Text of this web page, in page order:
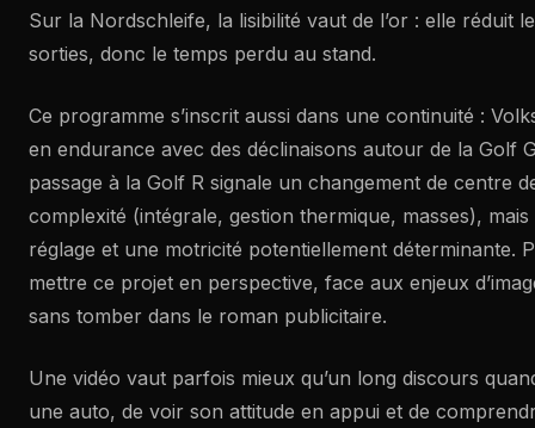
Sur la Nordschleife, la lisibilité vaut de l’or : elle réduit
sorties, donc le temps perdu au stand.
Ce programme s’inscrit aussi dans une continuité :
en endurance avec des déclinaisons autour de la Golf
passage à la Golf R signale un changement de centre
complexité (intégrale, gestion thermique, masses), mais
réglage et une motricité potentiellement déterminante.
mettre ce projet en perspective, face aux enjeux
sans tomber dans le roman publicitaire.
Une vidéo vaut parfois mieux qu’un long discours
une auto, de voir son attitude en appui et de